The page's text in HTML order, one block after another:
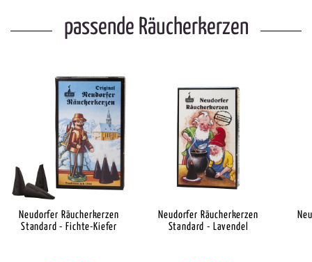
passende Räucherkerzen
Neudorfer Räucherkerzen
Standard - Fichte-Kiefer
Neudorfer Räucherkerzen
Standard - Lavendel